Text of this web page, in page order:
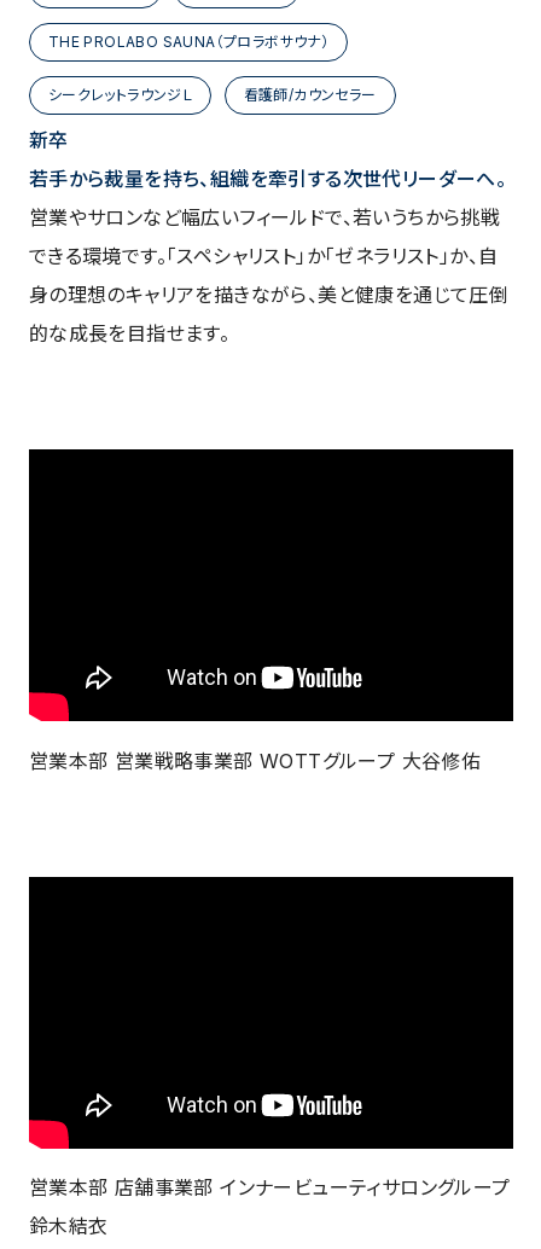
THE PROLABO SAUNA（プロラボサウナ）
シークレットラウンジＬ 看護師/カウンセラー
新卒
若手から裁量を持ち、組織を牽引する次世代リーダーへ。
営業やサロンなど幅広いフィールドで、若いうちから挑戦
できる環境です。「スペシャリスト」か「ゼネラリスト」か、自
身の理想のキャリアを描きながら、美と健康を通じて圧倒
的な成長を目指せます。
営業本部 営業戦略事業部 WOTTグループ 大谷修佑
営業本部 店舗事業部 インナービューティサロングループ
鈴木結衣